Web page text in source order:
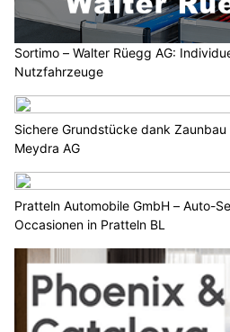
Sortimo – Walter Rüegg AG:
Nutzfahrzeuge
Sichere Grundstücke dank
Meydra AG
Pratteln Automobile GmbH – Auto-
Occasionen in Pratteln BL